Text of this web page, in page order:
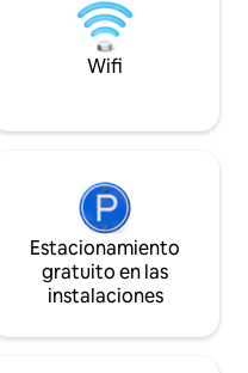
Fi
pasarela del canal
minutos en auto
18 minutos en
Patuxet: a 25
Wifi
Estacionamiento
gratuito en las
instalaciones